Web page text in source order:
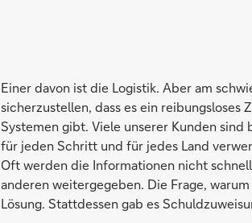
Einer davon ist die Logistik. Aber am
sicherzustellen, dass es ein reibungsloses
Systemen gibt. Viele unserer Kunden
für jeden Schritt und für jedes Land
Oft werden die Informationen nicht
anderen weitergegeben. Die Frage,
Lösung. Stattdessen gab es